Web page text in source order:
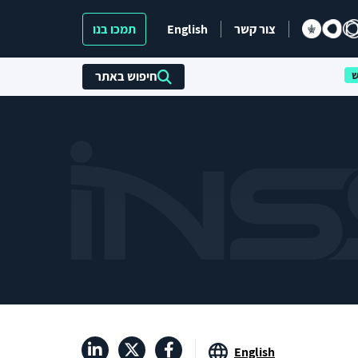
צור קשר English תמכו בנו
חיפוש באתר
English